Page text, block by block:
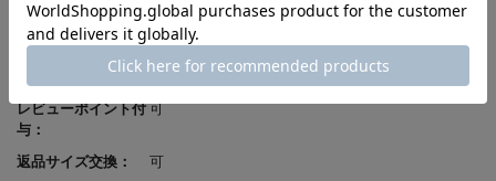
ヒールの高さ：
6.0cm
原産国：
日本
足入れ感（幅）：
2E相当
レビューポイント付
与：
可
返品サイズ交換：
可